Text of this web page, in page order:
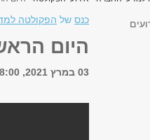
כנס של הפקולטה
היום
03 במרץ 2021, 8:00